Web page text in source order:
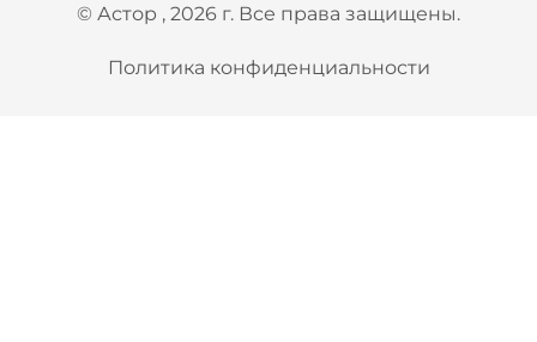
© Астор , 2026 г. Все права защищены.
Политика конфиденциальности